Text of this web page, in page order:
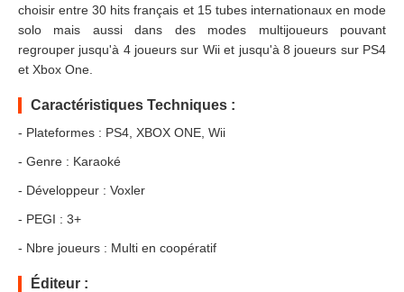
choisir entre 30 hits français et 15 tubes internationaux en mode
solo mais aussi dans des modes multijoueurs pouvant
regrouper jusqu'à 4 joueurs sur Wii et jusqu'à 8 joueurs sur PS4
et Xbox One.
Caractéristiques Techniques :
- Plateformes : PS4, XBOX ONE, Wii
- Genre : Karaoké
- Développeur : Voxler
- PEGI : 3+
- Nbre joueurs : Multi en coopératif
Éditeur :